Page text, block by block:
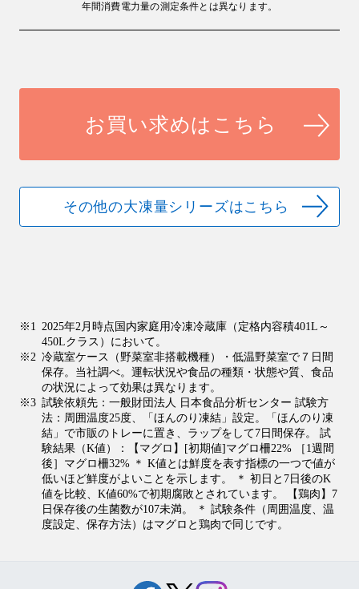
年間消費電力量の測定条件とは異なります。
お買い求めはこちら
その他の大凍量シリーズはこちら
※1
2025年2月時点国内家庭用冷凍冷蔵庫（定格内容積401L～
450Lクラス）において。
※2 冷蔵室ケース（野菜室非搭載機種）・低温野菜室で７日間
保存。当社調べ。運転状況や食品の種類・状態や質、食品
の状況によって効果は異なります。
※3 試験依頼先：一般財団法人 日本食品分析センター 試験方
法：周囲温度25度、「ほんのり凍結」設定。「ほんのり凍
結」で市販のトレーに置き、ラップをして7日間保存。 試
験結果（K値）：【マグロ】[初期値]マグロ柵22% ［1週間
後］マグロ柵32% ＊ K値とは鮮度を表す指標の一つで値が
低いほど鮮度がよいことを示します。 ＊ 初日と7日後のK
値を比較、K値60%で初期腐敗とされています。 【鶏肉】7
日保存後の生菌数が107未満。 ＊ 試験条件（周囲温度、温
度設定、保存方法）はマグロと鶏肉で同じです。